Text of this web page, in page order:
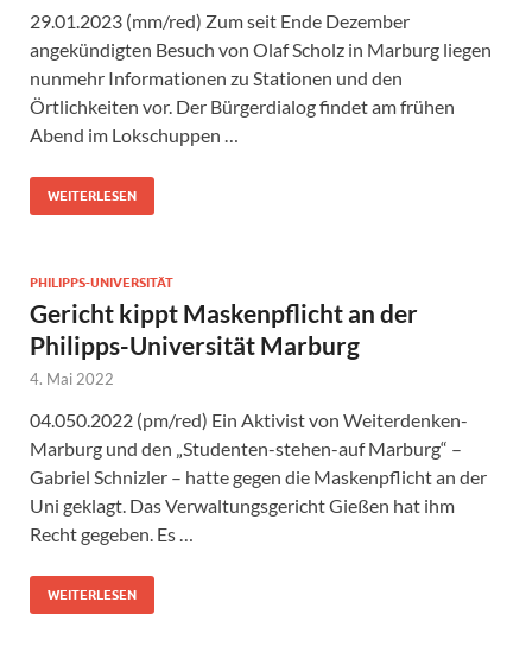
29.01.2023 (mm/red) Zum seit Ende Dezember
angekündigten Besuch von Olaf Scholz in Marburg liegen
nunmehr Informationen zu Stationen und den
Örtlichkeiten vor. Der Bürgerdialog findet am frühen
Abend im Lokschuppen …
WEITERLESEN
PHILIPPS-UNIVERSITÄT
Gericht kippt Maskenpflicht an der
Philipps-Universität Marburg
4. Mai 2022
04.050.2022 (pm/red) Ein Aktivist von Weiterdenken-
Marburg und den „Studenten-stehen-auf Marburg“ –
Gabriel Schnizler – hatte gegen die Maskenpflicht an der
Uni geklagt. Das Verwaltungsgericht Gießen hat ihm
Recht gegeben. Es …
WEITERLESEN